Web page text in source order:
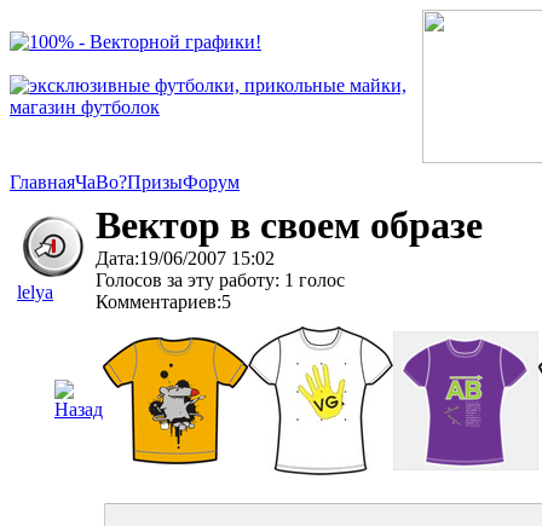
ГлавнаяЧаВо?ПризыФорум
lelya
Вектор в своем образе
Дата:19/06/2007 15:02
Голосов за эту работу: 1 голос
Комментариев:5